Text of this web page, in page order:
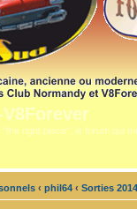
V8Forever
right place", le forum qui
‹ phil64 ‹ Sorties 2014